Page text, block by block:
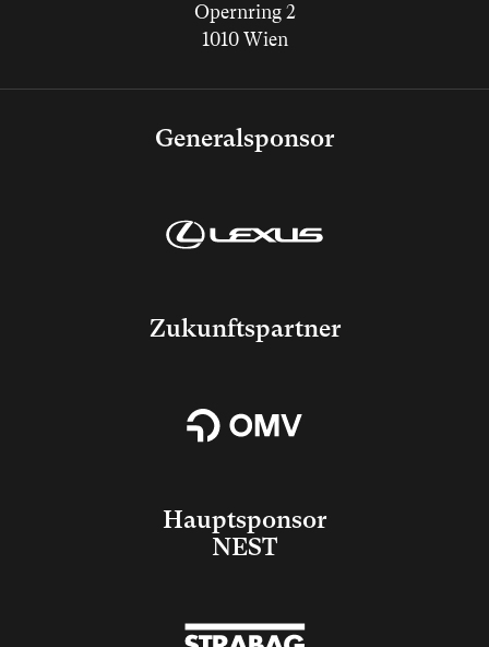
Generalsponsor
Zukunftspartner
Hauptsponsor
NEST
Opernring 2
1010 Wien